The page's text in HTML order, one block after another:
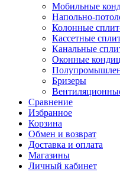
Мобильные
Напольно-
Колонные
Кассетные
Канальные
Оконные
Бризеры
Сравнение
Избранное
Корзина
Обмен и возврат
Доставка и оплата
Магазины
Личный кабинет